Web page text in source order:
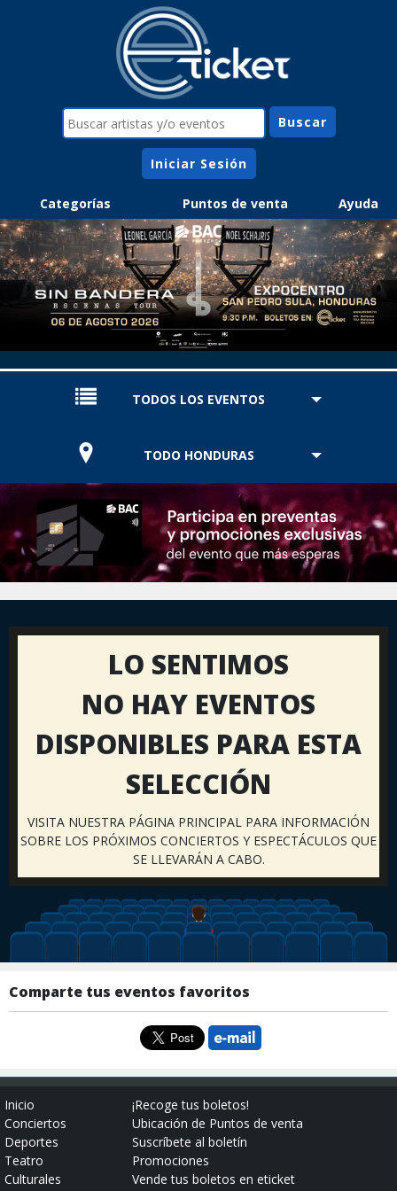
Iniciar Sesión
Categorías Puntos de venta Ayuda
TODOS LOS EVENTOS
TODO HONDURAS
LO SENTIMOS
NO HAY EVENTOS
DISPONIBLES PARA ESTA
SELECCIÓN
VISITA NUESTRA PÁGINA PRINCIPAL PARA INFORMACIÓN
SOBRE LOS PRÓXIMOS CONCIERTOS Y ESPECTÁCULOS QUE
SE LLEVARÁN A CABO.
Comparte tus eventos favoritos
Inicio
Conciertos
Deportes
Teatro
Culturales
¡Recoge tus boletos!
Ubicación de Puntos de venta
Suscríbete al boletín
Promociones
Vende tus boletos en eticket